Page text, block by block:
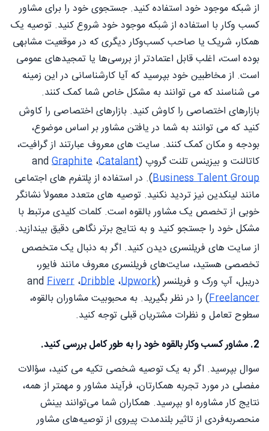
از شبکه موجود خود استفاده کنید. جستجوی خود را برای مشاور
کسب وکار با استفاده از شبکه موجود خود شروع کنید. توصیه یک
همکار، شریک یا صاحب کسب‌وکار دیگری که در موقعیت مشابهی
بوده است، اغلب قابل اعتمادتر از بررسی‌ها یا تمجیدهای عمومی
است. از مخاطبین خود بپرسید که آیا کارشناسانی در این زمینه
می شناسند که می توانند به مشکل خاص شما کمک کنند.
بازارهای اختصاصی را کاوش کنید. بازارهای اختصاصی را کاوش
کنید که می توانند به شما در یافتن مشاور بر اساس موضوع،
بودجه و مکان کمک کنند. سایت های معروف عبارتند از گرافیت،
کاتالنت و بیزینس تلنت گروپ (Catalant، Graphite
Business Talent Group). در استفاده از پلتفرم های اجتماعی
مانند لینکدین نیز تردید نکنید. توصیه های متعدد معمولاً نشانگر
خوبی از تخصص یک مشاور بالقوه است. کلمات کلیدی مرتبط با
مشکل خود را جستجو کنید و به نتایج برتر نگاهی دقیق بیندازید.
از سایت های فریلنسری دیدن کنید. اگر به دنبال یک متخصص
تخصصی هستید، سایت‌های فریلنسری معروف مانند فایور،
دریبل، آپ ورک و فریلنسر (Upwork، Dribble، Fiverr
Freelancer) را در نظر بگیرید. به محبوبیت مشاوران بالقوه،
سطوح تعامل و نظرات مشتریان قبلی توجه کنید.
2. مشاور کسب وکار بالقوه خود را به طور کامل بررسی کنید.
سوال بپرسید. اگر به یک توصیه شخصی تکیه می کنید، سؤالات
مفصلی در مورد تجربه همکارتان، فرآیند مشاور و مهمتر از همه،
نتایج کار مشاوره او بپرسید. همکاران شما می‌توانند بینش
منحصربه‌فردی از تاثیر بلندمدت پیروی از توصیه‌های مشاور